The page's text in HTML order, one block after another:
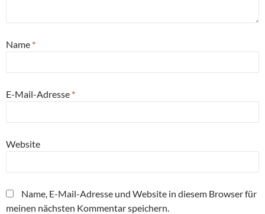
Name *
E-Mail-Adresse *
Website
Name, E-Mail-Adresse und Website in diesem Browser für
meinen nächsten Kommentar speichern.